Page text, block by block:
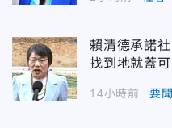
賴清德承諾
找到地就蓋
14小時前 要聞